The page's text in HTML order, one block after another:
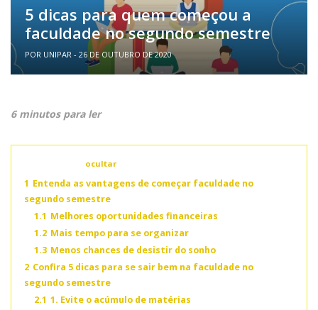
5 dicas para quem começou a
faculdade no segundo semestre
POR UNIPAR - 26 DE OUTUBRO DE 2020
6 minutos para ler
ocultar
1 Entenda as vantagens de começar faculdade no
segundo semestre
1.1 Melhores oportunidades financeiras
1.2 Mais tempo para se organizar
1.3 Menos chances de desistir do sonho
2 Confira 5 dicas para se sair bem na faculdade no
segundo semestre
2.1 1. Evite o acúmulo de matérias